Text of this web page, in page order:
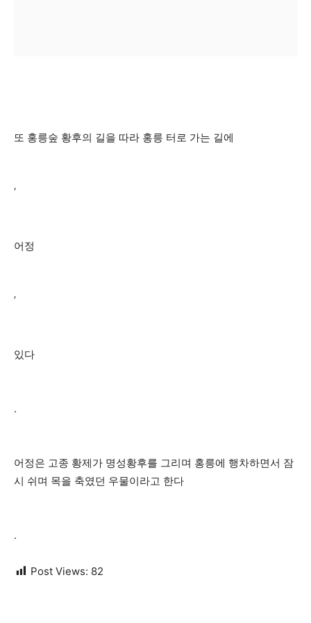
또 홍릉숲 황후의 길을 따라 홍릉 터로 가는 길에
‘
어정
’
있다
.
어정은 고종 황제가 명성황후를 그리며 홍릉에 행차하면서 잠
시 쉬며 목을 축였던 우물이라고 한다
.
Post Views: 82